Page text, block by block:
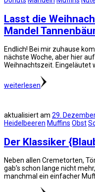
Lasst die
Mandel
Endlich! Bei mir zuhause
nächste Woche, aber hier
Weihnachtszeit. Eingeläutet
weiterlesen
aktualisiert am 29.
Heidelbeeren Muffins Obst
Der Klassiker
Neben allen Cremetorten,
gab’s schon lange nicht
manchmal ein einfacher